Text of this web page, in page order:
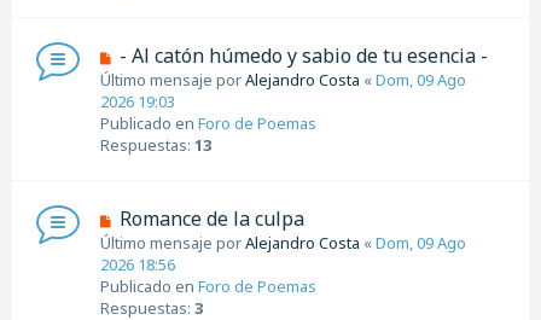
s
a
j
e
u
e
v
o
s
a
j
e
- Al catón húmedo y sabio de tu esencia -
Último mensaje porAlejandro Costa «Dom, 09 Ago
2026 19:03
Publicado en Foro de Poemas
Respuestas: 13
N
u
e
v
o
Romance de la culpa
Último mensaje porAlejandro Costa «Dom, 09 Ago
2026 18:56
Publicado en Foro de Poemas
Respuestas: 3